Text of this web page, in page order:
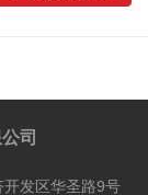
司
发区华圣路9号